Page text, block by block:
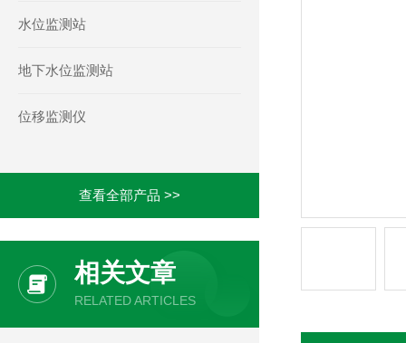
水位监测站
地下水位监测站
位移监测仪
查看全部产品 >>
相关文章
RELATED ARTICLES